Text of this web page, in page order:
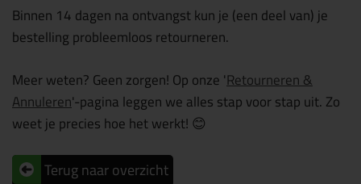
Binnen 14 dagen na ontvangst kun je (een deel van) je
bestelling probleemloos retourneren.
Meer weten? Geen zorgen! Op onze'Retourneren &
Annuleren'-pagina leggen we alles stap voor stap uit. Zo
weet je precies hoe het werkt! 😊
Terug naar overzicht